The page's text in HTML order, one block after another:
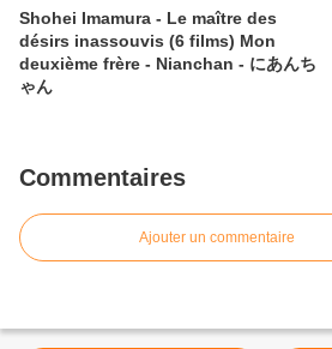
Shohei Imamura - Le maître des
désirs inassouvis (6 films) Mon
deuxième frère - Nianchan - にあんち
ゃん
Commentaires
Ajouter un commentaire